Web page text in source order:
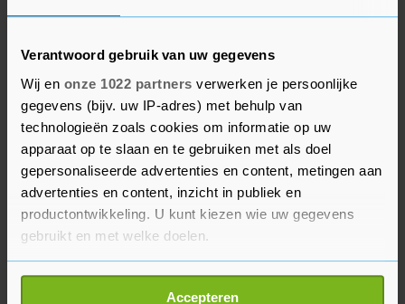
Verantwoord gebruik van uw gegevens
Wij en onze 1022 partners verwerken je persoonlijke
gegevens (bijv. uw IP-adres) met behulp van
technologieën zoals cookies om informatie op uw
apparaat op te slaan en te gebruiken met als doel
gepersonaliseerde advertenties en content, metingen aan
advertenties en content, inzicht in publiek en
productontwikkeling. U kunt kiezen wie uw gegevens
gebruikt en met welke doelen.
Als u het toestaat, willen we ook graag:
Accepteren